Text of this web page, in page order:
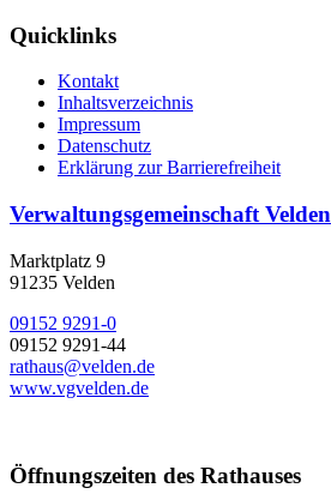
Quicklinks
Kontakt
Inhaltsverzeichnis
Impressum
Datenschutz
Erklärung zur Barrierefreiheit
Verwaltungsgemeinschaft Velden
Marktplatz 9
91235 Velden
09152 9291-0
09152 9291-44
rathaus@velden.de
www.vgvelden.de
Öffnungszeiten des Rathauses